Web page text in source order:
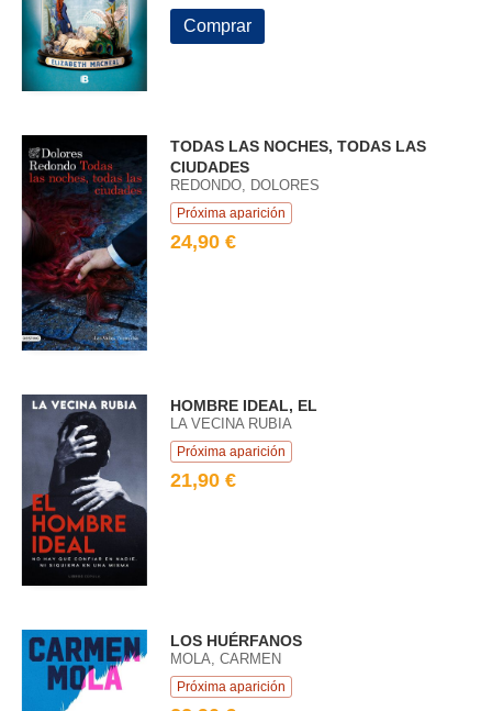
Comprar
TODAS LAS NOCHES, TODAS LAS
CIUDADES
REDONDO, DOLORES
Próxima aparición
24,90 €
HOMBRE IDEAL, EL
LA VECINA RUBIA
Próxima aparición
21,90 €
LOS HUÉRFANOS
MOLA, CARMEN
Próxima aparición